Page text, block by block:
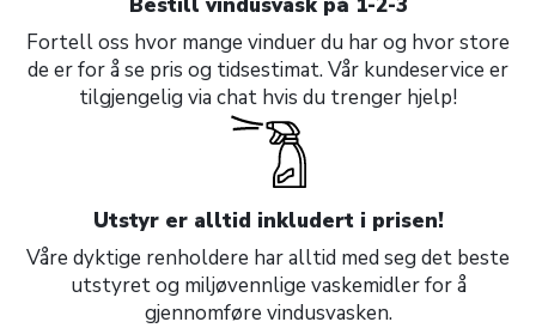
Fortell oss hvor mange vinduer du har og hvor store
de er for å se pris og tidsestimat. Vår kundeservice er
tilgjengelig via chat hvis du trenger hjelp!
Utstyr er alltid inkludert i prisen!
Våre dyktige renholdere har alltid med seg det beste
utstyret og miljøvennlige vaskemidler for å
gjennomføre vindusvasken.